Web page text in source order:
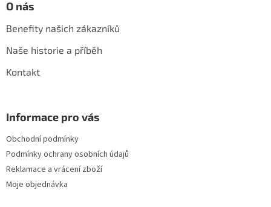
O nás
Benefity našich zákazníků
Naše historie a příběh
Kontakt
Informace pro vás
Obchodní podmínky
Podmínky ochrany osobních údajů
Reklamace a vrácení zboží
Moje objednávka